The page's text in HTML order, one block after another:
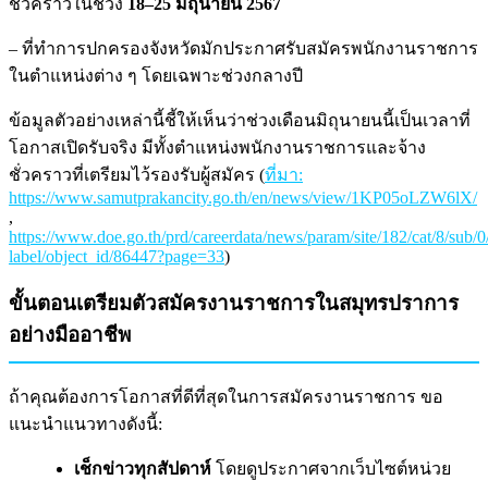
ชั่วคราวในช่วง 18–25 มิถุนายน 2567
– ที่ทำการปกครองจังหวัดมักประกาศรับสมัครพนักงานราชการ
ในตำแหน่งต่าง ๆ โดยเฉพาะช่วงกลางปี
ข้อมูลตัวอย่างเหล่านี้ชี้ให้เห็นว่าช่วงเดือนมิถุนายนนี้เป็นเวลาที่
โอกาสเปิดรับจริง มีทั้งตำแหน่งพนักงานราชการและจ้าง
ชั่วคราวที่เตรียมไว้รองรับผู้สมัคร (ที่มา:
https://www.samutprakancity.go.th/en/news/view/1KP05oLZW6lX/
,
https://www.doe.go.th/prd/careerdata/news/param/site/182/cat/8/
label/object_id/86447?page=33)
ขั้นตอนเตรียมตัวสมัครงานราชการในสมุทรปราการ
อย่างมืออาชีพ
ถ้าคุณต้องการโอกาสที่ดีที่สุดในการสมัครงานราชการ ขอ
แนะนำแนวทางดังนี้:
เช็กข่าวทุกสัปดาห์ โดยดูประกาศจากเว็บไซต์หน่วย